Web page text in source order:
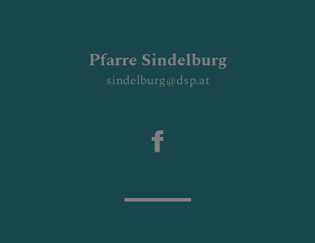
Pfarre Sindelburg
sindelburg@dsp.at